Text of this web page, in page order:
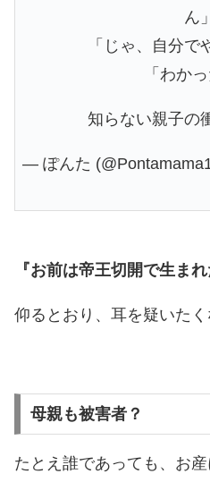
ん」
「じゃ、自分で
「わか
知らない親子の
— ぽんた
『お前は帝王切開で生まれ
仰るとおり、耳を疑いたく
母親も被害者？
たとえ誰であっても、お